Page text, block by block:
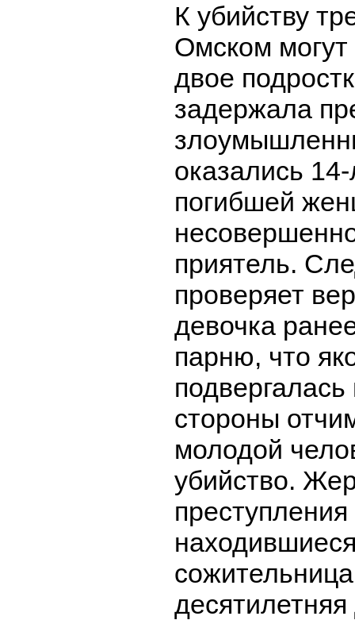
К убийству
Омском
двое
задержала
оказались
погибшей
приятель.
проверяет
девочка
парню, что
стороны
молодой
убийство.
десятилетняя